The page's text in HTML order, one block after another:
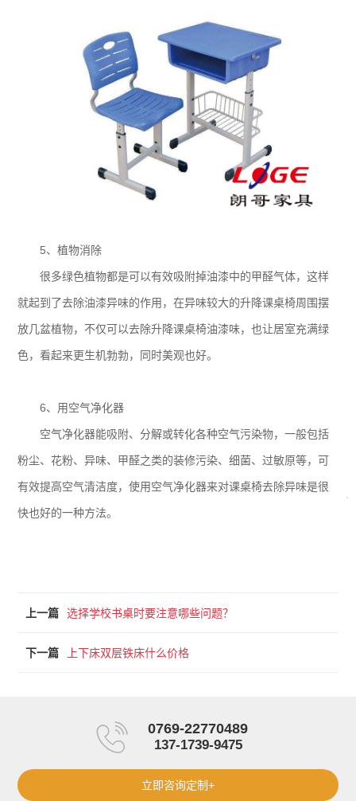
5、植物消除
很多绿色植物都是可以有效吸附掉油漆中的甲醛气体，这样
就起到了去除油漆异味的作用，在异味较大的升降课桌椅周围摆
放几盆植物，不仅可以去除升降课桌椅油漆味，也让居室充满绿
色，看起来更生机勃勃，同时美观也好。
6、用空气净化器
空气净化器能吸附、分解或转化各种空气污染物，一般包括
粉尘、花粉、异味、甲醛之类的装修污染、细菌、过敏原等，可
有效提高空气清洁度，使用空气净化器来对课桌椅去除异味是很
快也好的一种方法。
上一篇 选择学校书桌时要注意哪些问题？
下一篇 上下床双层铁床什么价格
0769-22770489
137-1739-9475
立即咨询定制+